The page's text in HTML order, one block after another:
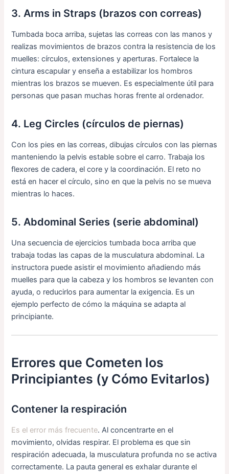
3. Arms in Straps (brazos con correas)
Tumbada boca arriba, sujetas las correas con las manos y
realizas movimientos de brazos contra la resistencia de los
muelles: círculos, extensiones y aperturas. Fortalece la
cintura escapular y enseña a estabilizar los hombros
mientras los brazos se mueven. Es especialmente útil para
personas que pasan muchas horas frente al ordenador.
4. Leg Circles (círculos de piernas)
Con los pies en las correas, dibujas círculos con las piernas
manteniendo la pelvis estable sobre el carro. Trabaja los
flexores de cadera, el core y la coordinación. El reto no
está en hacer el círculo, sino en que la pelvis no se mueva
mientras lo haces.
5. Abdominal Series (serie abdominal)
Una secuencia de ejercicios tumbada boca arriba que
trabaja todas las capas de la musculatura abdominal. La
instructora puede asistir el movimiento añadiendo más
muelles para que la cabeza y los hombros se levanten con
ayuda, o reducirlos para aumentar la exigencia. Es un
ejemplo perfecto de cómo la máquina se adapta al
principiante.
Errores que Cometen los
Principiantes (y Cómo Evitarlos)
Contener la respiración
Es el error más frecuente. Al concentrarte en el
movimiento, olvidas respirar. El problema es que sin
respiración adecuada, la musculatura profunda no se activa
correctamente. La pauta general es exhalar durante el